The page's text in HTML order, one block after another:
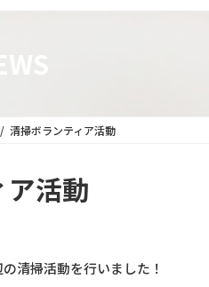
清掃ボランティア活動
ア活動
清掃活動を行いました！